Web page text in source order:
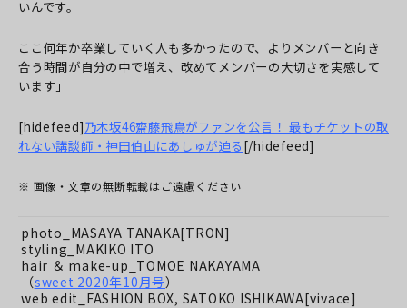
いんです。
ここ何年か卒業していく人も多かったので、よりメンバーと向き
合う時間が自分の中で増え、改めてメンバーの大切さを実感して
います」
[hidefeed]乃木坂46齋藤飛鳥がファンを公言！ 最もチケットの取
れない講談師・神田伯山にあしゅが迫る [/hidefeed]
※ 画像・文章の無断転載はご遠慮ください
photo_MASAYA TANAKA[TRON]
styling_MAKIKO ITO
hair ＆ make-up_TOMOE NAKAYAMA
（sweet 2020年10月号）
web edit_FASHION BOX, SATOKO ISHIKAWA[vivace]